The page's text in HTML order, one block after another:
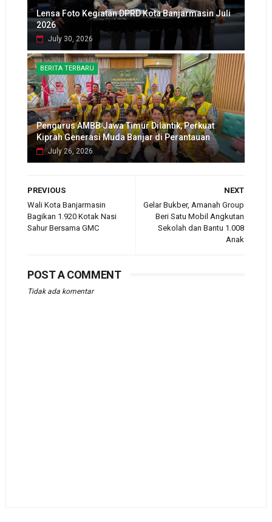
Lensa Foto Kegiatan DPRD Kota Banjarmasin Juli
2026
July 30, 2026
BERITA TERBARU
Pengurus AMBB Jawa Timur Dilantik, Perkuat
Kiprah Generasi Muda Banjar di Perantauan
July 26, 2026
NEXT
Gelar Bukber, Amanah Group
Beri Satu Mobil Angkutan
Sekolah dan Bantu 1.008
Anak
PREVIOUS
Wali Kota Banjarmasin
Bagikan 1.920 Kotak Nasi
Sahur Bersama GMC
POST A COMMENT
Tidak ada komentar